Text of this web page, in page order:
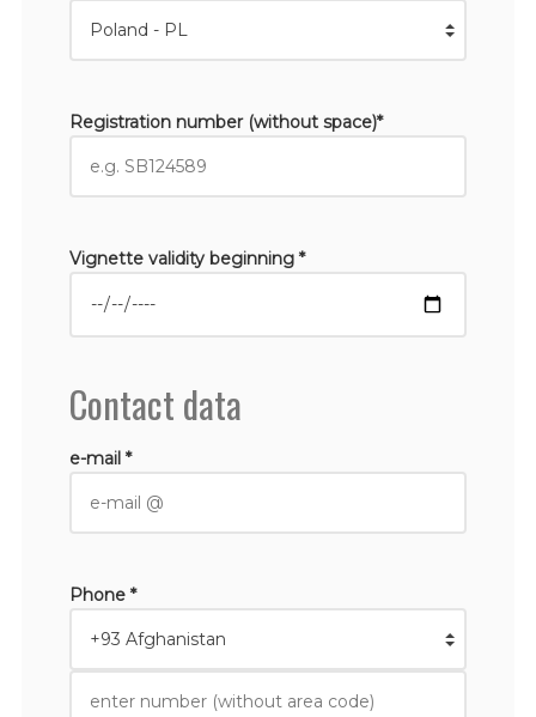
Registration number (without space)*
Vignette validity beginning *
Contact data
e-mail *
Phone *